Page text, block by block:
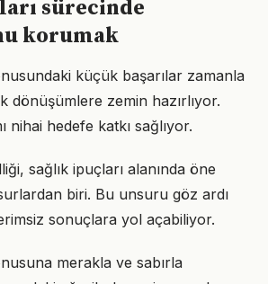
sürecinde
korumak
küçük başarılar zamanla
dönüşümlere zemin hazırlıyor.
nihai hedefe katkı sağlıyor.
sağlık ipuçları alanında öne
biri. Bu unsuru göz ardı
sonuçlara yol açabiliyor.
merakla ve sabırla